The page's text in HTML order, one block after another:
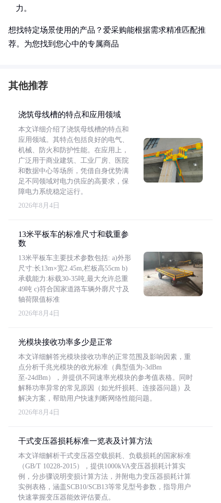
力。
想找特定场景使用的产品？爱采购能根据需求精准匹配推
荐。为您找到您心中的专属商品
其他推荐
浇筑母线槽的特点和应用领域
本文详细介绍了浇筑母线槽的特点和
应用领域。其特点包括良好的电气、
机械、防火和防护性能。在应用上，
广泛用于商业建筑、工业厂房、医院
和数据中心等场所，凭借自身优势满
足不同领域对电力供应的高要求，保
障电力系统稳定运行。
2026年8月4日
13米平板车的标准尺寸和载重参
数
13米平板车主要技术参数包括: a)外形
尺寸:长13m×宽2.45m,栏板高55cm b)
承载能力:标载30-35吨,最大允许总重
49吨 c)符合国家道路车辆外廓尺寸及
轴荷限值标准
2026年8月4日
光模块接收功率多少是正常
本文详细解答光模块接收功率的正常范围及影响因素，重
点分析千兆光模块的收光标准（典型值为-3dBm
至-24dBm），并提供不同速率光模块的参考值表格。同时
解释功率异常的常见原因（如光纤损耗、连接器问题）及
解决方案，帮助用户快速判断网络性能问题。
2026年8月4日
干式变压器损耗标准一览表及计算方法
本文详细解析干式变压器空载损耗、负载损耗的国家标准
（GB/T 10228-2015），提供1000kVA变压器损耗计算实
例，分步骤说明变损计算方法，并附电力变压器损耗计算
实例表格，涵盖SCB10/SCB13等常见型号参数，指导用户
快速掌握变压器能效评估要点。